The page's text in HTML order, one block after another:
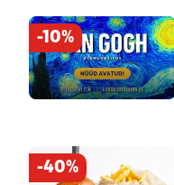
-10%
-40%